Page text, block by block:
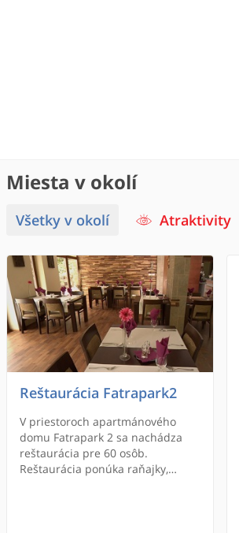
Miesta v okolí
Všetky v okolí Atraktivity
Reštaurácia Fatrapark2
V priestoroch apartmánového
domu Fatrapark 2 sa nachádza
reštaurácia pre 60 osôb.
Reštaurácia ponúka raňajky,